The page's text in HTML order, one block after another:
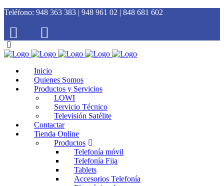
Teléfono: 948 363 383 | 948 961 02 | 848 681 602
Inicio
Quienes Somos
Productos y Servicios
LOWI
Servicio Técnico
Televisión Satélite
Contactar
Tienda Online
Productos
Telefonía móvil
Telefonía Fija
Tablets
Accesorios Telefonía